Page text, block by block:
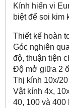
Kính hiển vi
biệt để soi kim
Thiết kế hoàn
Góc nghiên
độ, thuận tiện
Độ mở giữa 2
Thị kính 10x/20
Vật kính 4x,
40, 100 và 400